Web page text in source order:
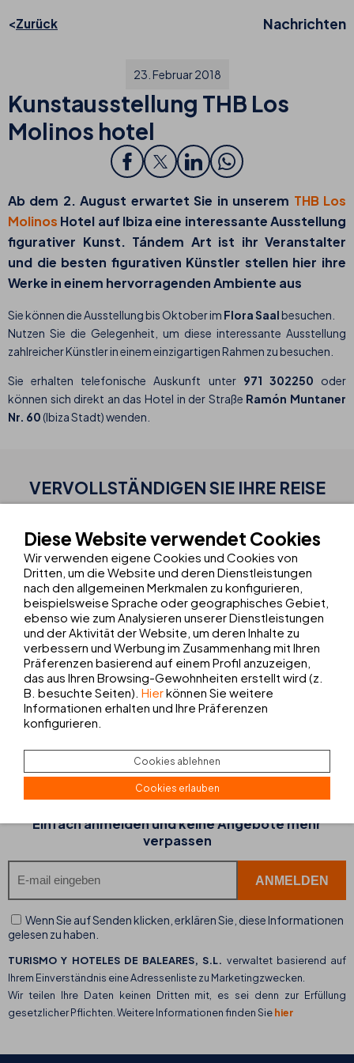
Zurück Nachrichten
23. Februar 2018
Kunstausstellung THB Los
Molinos hotel
Ab dem 2. August erwartet Sie in unserem THB Los
Molinos Hotel auf Ibiza eine interessanteAusstellung
figurativer Kunst. Tándem Art ist ihr Veranstalter
und die besten figurativen Künstler stellen hier ihre
Werke in einem hervorragenden Ambiente aus
Sie können die Ausstellung bis Oktober im Flora Saalbesuchen.
Nutzen Sie die Gelegenheit, um diese interessante Ausstellung
zahlreicher Künstler in einem einzigartigen Rahmen zu besuchen.
Sie erhalten telefonische Auskunft unter 971 302250 oder
können sich direkt an das Hotel in der Straße Ramón Muntaner
Nr. 60 (Ibiza Stadt) wenden.
VERVOLLSTÄNDIGEN SIE IHRE REISE
TRANSFER + AUSFLÜGE
Buchen Sie Ihren Transfer und Ihre Ausflüge
MIETEN SIE EIN AUTO
Reservieren Sie Ihr Auto bei Europcar
Verein ASOCIACIÓN CRISTÓBAL
COLÓN
Besuchen Sie die Ausstellung auf Mallorca
NEWSLETTER ANMELDUNG
Einfach anmelden und keine Angebote mehr
verpassen
Wenn Sie auf Senden klicken, erklären Sie, diese Informationen
gelesen zu haben.
TURISMO Y HOTELES DE BALEARES, S.L. verwaltet basierend auf
Ihrem Einverständnis eine Adressenliste zu Marketingzwecken.
Wir teilen Ihre Daten keinen Dritten mit, es sei denn zur Erfüllung
gesetzlicher Pflichten. Weitere Informationen finden Siehier
Diese Website verwendet Cookies
Wir verwenden eigene Cookies und Cookies von
Dritten, um die Website und deren Dienstleistungen
nach den allgemeinen Merkmalen zu konfigurieren,
beispielsweise Sprache oder geographisches Gebiet,
ebenso wie zum Analysieren unserer Dienstleistungen
und der Aktivität der Website, um deren Inhalte zu
verbessern und Werbung im Zusammenhang mit Ihren
Präferenzen basierend auf einem Profil anzuzeigen,
das aus Ihren Browsing-Gewohnheiten erstellt wird (z.
B. besuchte Seiten). Hierkönnen Sie weitere
Informationen erhalten und Ihre Präferenzen
konfigurieren.
Cookies ablehnen
Cookies erlauben